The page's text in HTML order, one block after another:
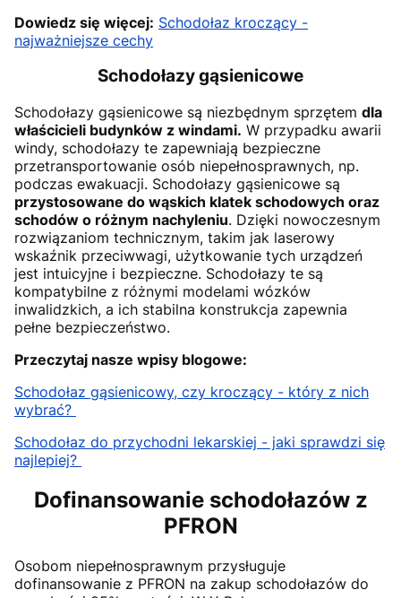
Dowiedz się więcej: Schodołaz kroczący -
najważniejsze cechy
Schodołazy gąsienicowe
Schodołazy gąsienicowe są niezbędnym sprzętem dla
właścicieli budynków z windami. W przypadku awarii
windy, schodołazy te zapewniają bezpieczne
przetransportowanie osób niepełnosprawnych, np.
podczas ewakuacji. Schodołazy gąsienicowe są
przystosowane do wąskich klatek schodowych oraz
schodów o różnym nachyleniu. Dzięki nowoczesnym
rozwiązaniom technicznym, takim jak laserowy
wskaźnik przeciwwagi, użytkowanie tych urządzeń
jest intuicyjne i bezpieczne. Schodołazy te są
kompatybilne z różnymi modelami wózków
inwalidzkich, a ich stabilna konstrukcja zapewnia
pełne bezpieczeństwo.
Przeczytaj nasze wpisy blogowe:
Schodołaz gąsienicowy, czy kroczący - który z nich
wybrać?
Schodołaz do przychodni lekarskiej - jaki sprawdzi się
najlepiej?
Dofinansowanie schodołazów z
PFRON
Osobom niepełnosprawnym przysługuje
dofinansowanie z PFRON na zakup schodołazów do